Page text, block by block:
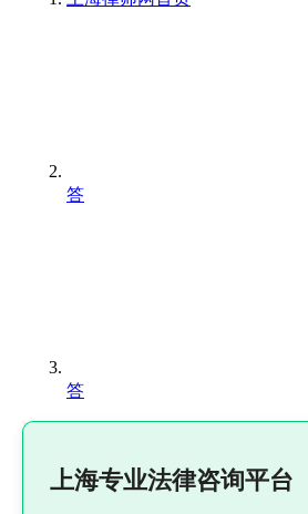
答
答
上海专业法律咨询平台